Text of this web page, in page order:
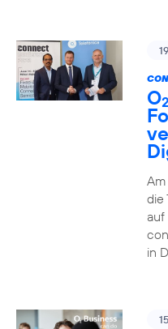
O2
Am
die
auf
in